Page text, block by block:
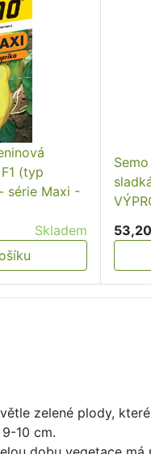
(typ
série Maxi -
Skladem
zelené plody,
10 cm.